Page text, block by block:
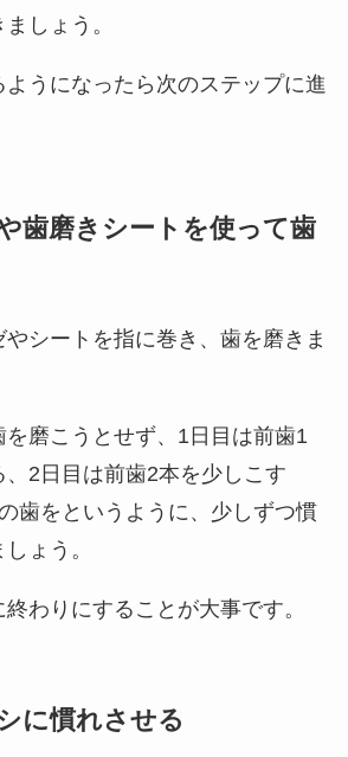
しょう。
うになったら次のステップに進
歯磨きシートを使って歯
シートを指に巻き、歯を磨きま
磨こうとせず、1日目は前歯1
2日目は前歯2本を少しこす
歯をというように、少しずつ慣
ょう。
わりにすることが大事です。
に慣れさせる